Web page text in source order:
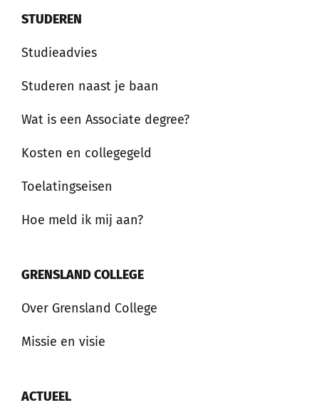
STUDEREN
Studieadvies
Studeren naast je baan
Wat is een Associate degree?
Kosten en collegegeld
Toelatingseisen
Hoe meld ik mij aan?
GRENSLAND COLLEGE
Over Grensland College
Missie en visie
ACTUEEL